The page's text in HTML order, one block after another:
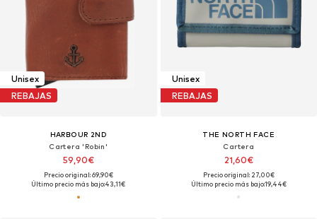
Unisex
REBAJAS
HARBOUR 2ND
Cartera 'Robin'
59,90€
Precio original: 69,90€
Último precio más bajo:43,11€
Unisex
REBAJAS
THE NORTH FACE
Cartera
21,60€
Precio original: 27,00€
Último precio más bajo:19,44€